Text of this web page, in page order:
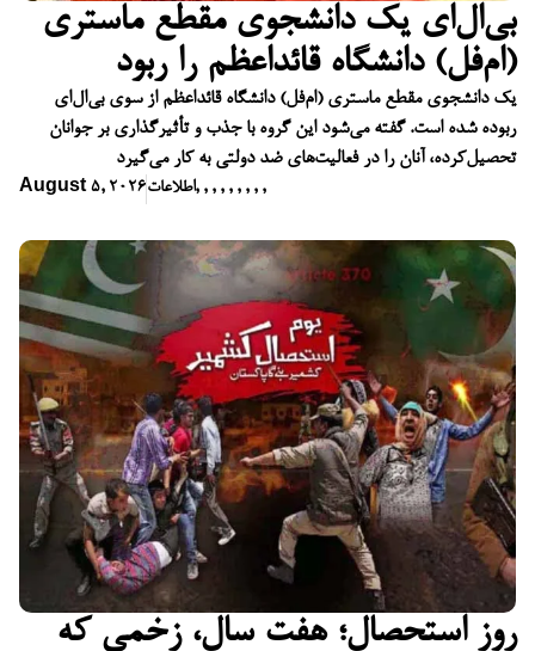
بی‌ال‌ای یک دانشجوی مقطع ماستری
(ام‌فل) دانشگاه قائداعظم را ربود
یک دانشجوی مقطع ماستری (ام‌فل) دانشگاه قائداعظم از سوی بی‌ال‌ای
ربوده شده است. گفته می‌شود این گروه با جذب و تأثیرگذاری بر جوانان
تحصیل‌کرده، آنان را در فعالیت‌های ضد دولتی به کار می‌گیرد
August 5, 2026اطلاعات, , , , , , , , ,
روز استحصال؛ هفت سال، زخمی که